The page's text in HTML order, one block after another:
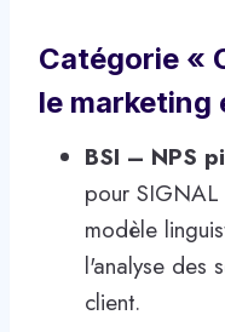
Catégorie «
le marketing
BSI – NPS
pour
modèle
l'analyse des
client.